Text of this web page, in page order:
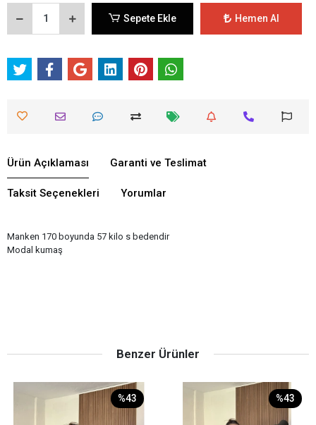
Sepete Ekle Hemen Al
Ürün Açıklaması Garanti ve Teslimat
Taksit Seçenekleri Yorumlar
Manken 170 boyunda 57 kilo s bedendir
Modal kumaş
Benzer Ürünler
%43 %43